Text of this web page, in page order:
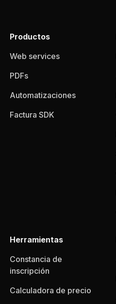
Productos
Web services
PDFs
Automatizaciones
Factura SDK
Herramientas
Constancia de
inscripción
Calculadora de precio